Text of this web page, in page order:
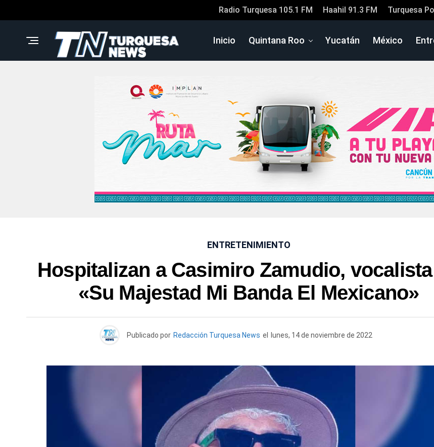
Radio Turquesa 105.1 FM Haahil 91.3 FM Turquesa
Inicio Quintana Roo Yucatán México
ENTRETENIMIENTO
Hospitalizan a Casimiro Zamudio,
«Su Majestad Mi Banda El Mexicano»
Publicado por Redacción Turquesa News el lunes, 14 de noviembre de 2022